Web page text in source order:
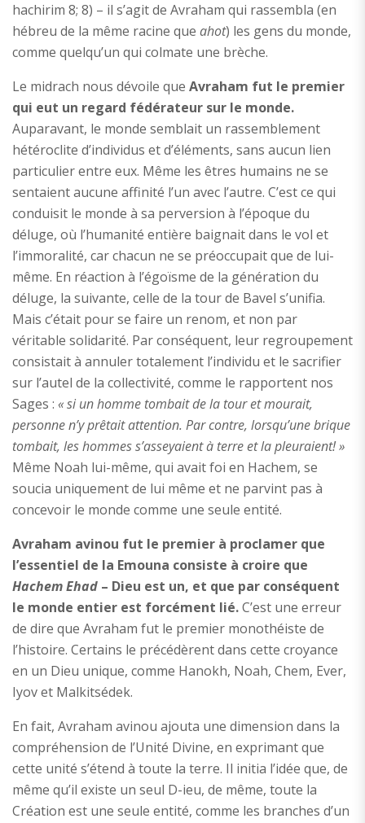
hachirim 8; 8) – il s’agit de Avraham qui rassembla (en
hébreu de la même racine que ahot) les gens du monde,
comme quelqu’un qui colmate une brèche.
Le midrach nous dévoile que Avraham fut le premier
qui eut un regard fédérateur sur le monde.
Auparavant, le monde semblait un rassemblement
hétéroclite d’individus et d’éléments, sans aucun lien
particulier entre eux. Même les êtres humains ne se
sentaient aucune affinité l’un avec l’autre. C’est ce qui
conduisit le monde à sa perversion à l’époque du
déluge, où l’humanité entière baignait dans le vol et
l’immoralité, car chacun ne se préoccupait que de lui-
même. En réaction à l’égoïsme de la génération du
déluge, la suivante, celle de la tour de Bavel s’unifia.
Mais c’était pour se faire un renom, et non par
véritable solidarité. Par conséquent, leur regroupement
consistait à annuler totalement l’individu et le sacrifier
sur l’autel de la collectivité, comme le rapportent nos
Sages : «si un homme tombait de la tour et mourait,
personne n’y prêtait attention. Par contre, lorsqu’une brique
tombait, les hommes s’asseyaient à terre et la pleuraient! »
Même Noah lui-même, qui avait foi en Hachem, se
soucia uniquement de lui même et ne parvint pas à
concevoir le monde comme une seule entité.
Avraham avinou fut le premier à proclamer que
l’essentiel de la Emouna consiste à croire que
Hachem Ehad – Dieu est un, et que par conséquent
le monde entier est forcément lié.C’est une erreur
de dire que Avraham fut le premier monothéiste de
l’histoire. Certains le précédèrent dans cette croyance
en un Dieu unique, comme Hanokh, Noah, Chem, Ever,
Iyov et Malkitsédek.
En fait, Avraham avinou ajouta une dimension dans la
compréhension de l’Unité Divine, en exprimant que
cette unité s’étend à toute la terre. Il initia l’idée que, de
même qu’il existe un seul D-ieu, de même, toute la
Création est une seule entité, comme les branches d’un